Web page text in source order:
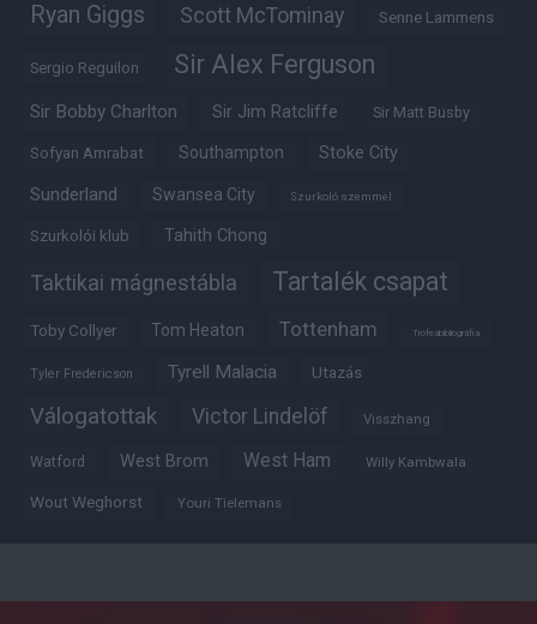
Ryan Giggs Scott McTominay Senne Lammens
Sergio Reguilon Sir Alex Ferguson
Sir Bobby Charlton Sir Jim Ratcliffe Sir Matt Busby
Sofyan Amrabat Southampton Stoke City
Sunderland Swansea City Szurkoló szemmel
Szurkolói klub Tahith Chong
Taktikai mágnestábla Tartalék csapat
Toby Collyer Tom Heaton Tottenham Trófeabibliográfia
Tyler Fredericson Tyrell Malacia Utazás
Válogatottak Victor Lindelöf Visszhang
Watford West Brom West Ham Willy Kambwala
Wout Weghorst Youri Tielemans